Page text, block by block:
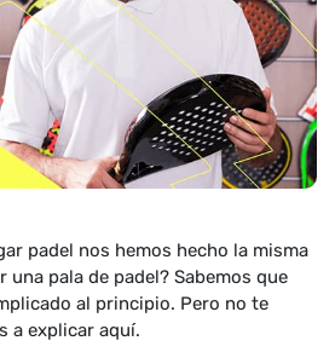
padel nos hemos hecho la misma
una pala de padel? Sabemos que
al principio. Pero no te
a explicar aquí.